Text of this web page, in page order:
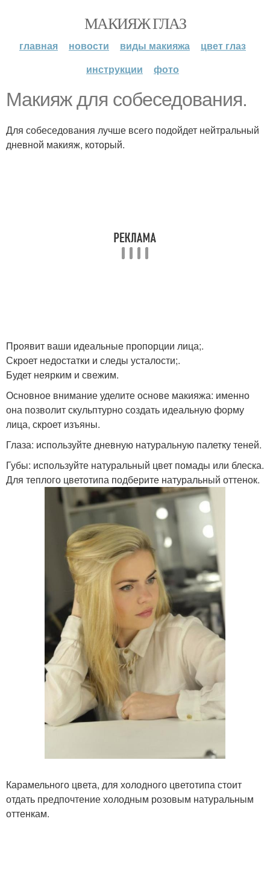
МАКИЯЖ ГЛАЗ
главная новости виды макияжа
цвет глаз
инструкции
фото
Макияж для собеседования.
Для собеседования лучше всего подойдет нейтральный
дневной макияж, который.
Проявит ваши идеальные пропорции лица;.
Скроет недостатки и следы усталости;.
Будет неярким и свежим.
Основное внимание уделите основе макияжа: именно
она позволит скульптурно создать идеальную форму
лица, скроет изъяны.
Глаза: используйте дневную натуральную палетку теней.
Губы: используйте натуральный цвет помады или блеска.
Для теплого цветотипа подберите натуральный оттенок.
Карамельного цвета, для холодного цветотипа стоит
отдать предпочтение холодным розовым натуральным
оттенкам.